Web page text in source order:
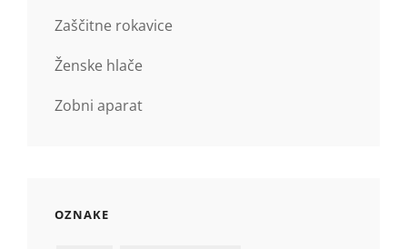
Zaščitne rokavice
Ženske hlače
Zobni aparat
OZNAKE